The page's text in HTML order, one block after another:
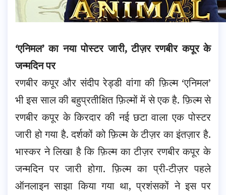
‘एनिमल’ का नया पोस्टर जारी, टीज़र रणबीर कपूर के
जन्मदिन पर
रणबीर कपूर और संदीप रेड्डी वांगा की फ़िल्म ‘एनिमल’
भी इस साल की बहुप्रतीक्षित फ़िल्मों में से एक है. फ़िल्म से
रणबीर कपूर के किरदार की नई छटा वाला एक पोस्टर
जारी हो गया है. दर्शकों को फ़िल्म के टीज़र का इंतज़ार है.
भास्कर ने लिखा है कि फ़िल्म का टीज़र रणबीर कपूर के
जन्मदिन पर जारी होगा. फ़िल्म का प्री-टीज़र पहले
ऑनलाइन साझा किया गया था, प्रशंसकों ने इस पर